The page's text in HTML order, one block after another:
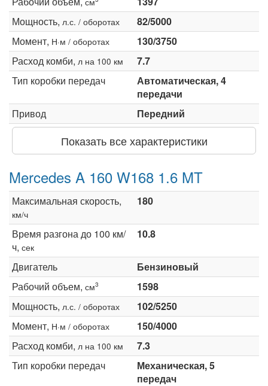
Мощность, л.с. / оборотах
82/5000
Момент, Н·м / оборотах
130/3750
Расход комби, л на 100 км
7.7
Тип коробки передач
Автоматическая, 4
передачи
Привод
Передний
Показать все характеристики
Mercedes A 160 W168 1.6 MT
Максимальная скорость,
км/ч
180
Время разгона до 100 км/
ч, сек
10.8
Двигатель
Бензиновый
Рабочий объем, см3
1598
Мощность, л.с. / оборотах
102/5250
Момент, Н·м / оборотах
150/4000
Расход комби, л на 100 км
7.3
Тип коробки передач
Механическая, 5
передач